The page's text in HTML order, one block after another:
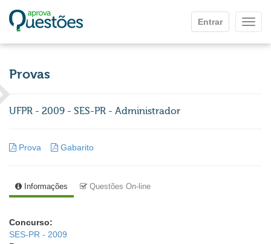
Entrar
Provas
UFPR - 2009 - SES-PR - Administrador
Prova Gabarito
Informações Questões On-line
Concurso:
SES-PR - 2009